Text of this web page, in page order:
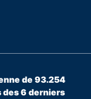
de 93.254
des 6 derniers